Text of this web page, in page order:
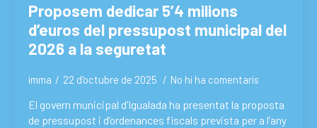
Proposem dedicar 5’4 milions
d’euros del pressupost municipal del
2026 a la seguretat
imma 22 d'octubre de 2025 No hi ha comentaris
El govern municipal d’Igualada ha presentat la proposta
de pressupost i d’ordenances fiscals prevista per a l’any